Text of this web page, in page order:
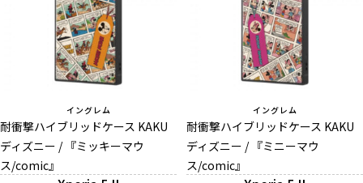
イングレム
耐衝撃ハイブリッドケース KAKU
ディズニー / 『ミッキーマウ
ス/comic』
イングレム
耐衝撃ハイブリッドケース KAKU
ディズニー / 『ミニーマウ
ス/comic』